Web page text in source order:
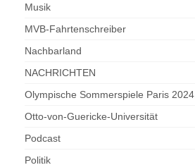
Musik
MVB-Fahrtenschreiber
Nachbarland
NACHRICHTEN
Olympische Sommerspiele Paris 2024
Otto-von-Guericke-Universität
Podcast
Politik